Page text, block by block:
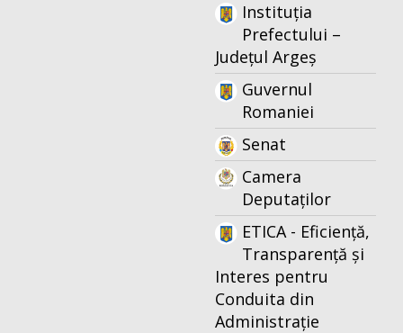
Instituția
Prefectului –
Județul Argeș
Guvernul
Romaniei
Senat
Camera
Deputaților
ETICA - Eficiență,
Transparență și
Interes pentru
Conduita din
Administrație